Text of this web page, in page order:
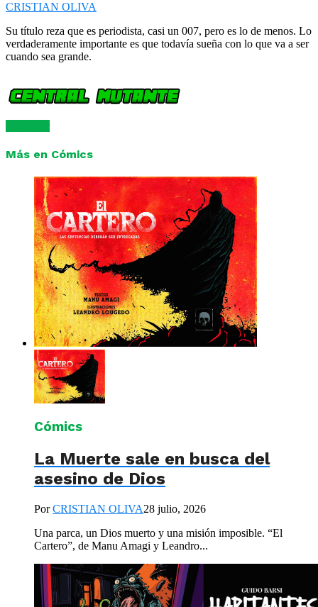
CRISTIAN OLIVA
Su título reza que es periodista, casi un 007, pero es lo de menos. Lo
verdaderamente importante es que todavía sueña con lo que va a ser
cuando sea grande.
Más en Cómics
Cómics
La Muerte sale en busca del
asesino de Dios
PorCRISTIAN OLIVA28 julio, 2026
Una parca, un Dios muerto y una misión imposible. “El
Cartero”, de Manu Amagi y Leandro...